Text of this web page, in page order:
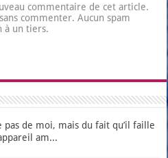
commentaire de cet article.
sans commenter. Aucun spam
à un tiers.
pas de moi, mais du fait qu’il faille
am...